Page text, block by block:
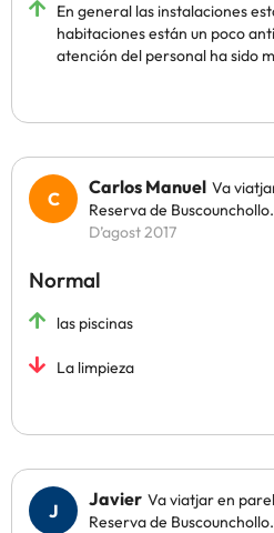
En general las instalaciones
habitaciones están un poco
atención del personal ha sido
Carlos Manuel Va
Reserva de
D’agost 2017
Normal
las piscinas
La limpieza
Javier Va viatjar en
Reserva de